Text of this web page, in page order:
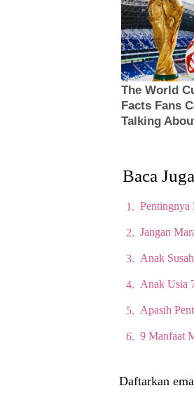
Baca
Pentingnya
Jangan
Anak
Anak Usia
Apasih
9 Manfaat
Daftarkan